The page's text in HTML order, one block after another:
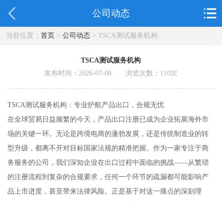
公司动态
当前位置： 首页> 公司动态> TSCA测试服务机构
TSCA测试服务机构
发布时间：2026-07-08 浏览次数： 110次
TSCA测试服务机构：专业护航产品出口，合规无忧
在全球贸易日益频繁的今天，产品出口注册已成为企业拓展海外市
场的关键一环。无论是跨境电商的蓬勃发展，还是传统制造业的转
型升级，都离不开对目标国家法规的精准把握。作为一家专注于商
务服务的公司，我们深知企业在出口过程中面临的挑战——从繁琐
的注册流程到复杂的合规要求，任何一个环节的疏漏都可能影响产
品上市进度，甚至带来法律风险。正是基于对这一痛点的深刻理